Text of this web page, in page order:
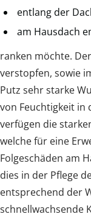
entlang der
am Hausdach
ranken möchte.
verstopfen, sowie
Putz sehr starke
von Feuchtigkeit in
verfügen die
welche für eine
Folgeschäden am
dies in der Pflege
entsprechend der
schnellwachsende